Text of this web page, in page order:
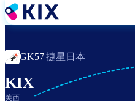
跳
转
主
要
容
GK57|捷星日本
KIX
关西